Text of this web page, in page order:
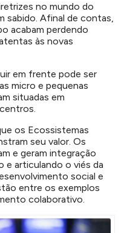
no mundo do
sabido. Afinal de contas,
acabam perdendo
às novas
em frente pode ser
micro e pequenas
situadas em
os Ecossistemas
seu valor. Os
e geram integração
e articulando o viés da
social e
entre os exemplos
colaborativo.